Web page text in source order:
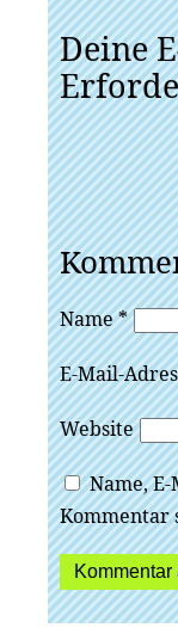
Deine
Name*
E-Mail-
Website
Name,
Kommentar